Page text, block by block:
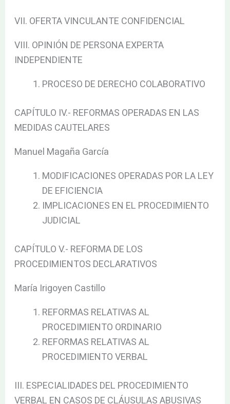
VII. OFERTA VINCULANTE CONFIDENCIAL
VIII. OPINIÓN DE PERSONA EXPERTA
INDEPENDIENTE
PROCESO DE DERECHO COLABORATIVO
CAPÍTULO IV.- REFORMAS OPERADAS EN LAS
MEDIDAS CAUTELARES
Manuel Magaña García
MODIFICACIONES OPERADAS POR LA LEY
DE EFICIENCIA
IMPLICACIONES EN EL PROCEDIMIENTO
JUDICIAL
CAPÍTULO V.- REFORMA DE LOS
PROCEDIMIENTOS DECLARATIVOS
María Irigoyen Castillo
REFORMAS RELATIVAS AL
PROCEDIMIENTO ORDINARIO
REFORMAS RELATIVAS AL
PROCEDIMIENTO VERBAL
III. ESPECIALIDADES DEL PROCEDIMIENTO
VERBAL EN CASOS DE CLÁUSULAS ABUSIVAS